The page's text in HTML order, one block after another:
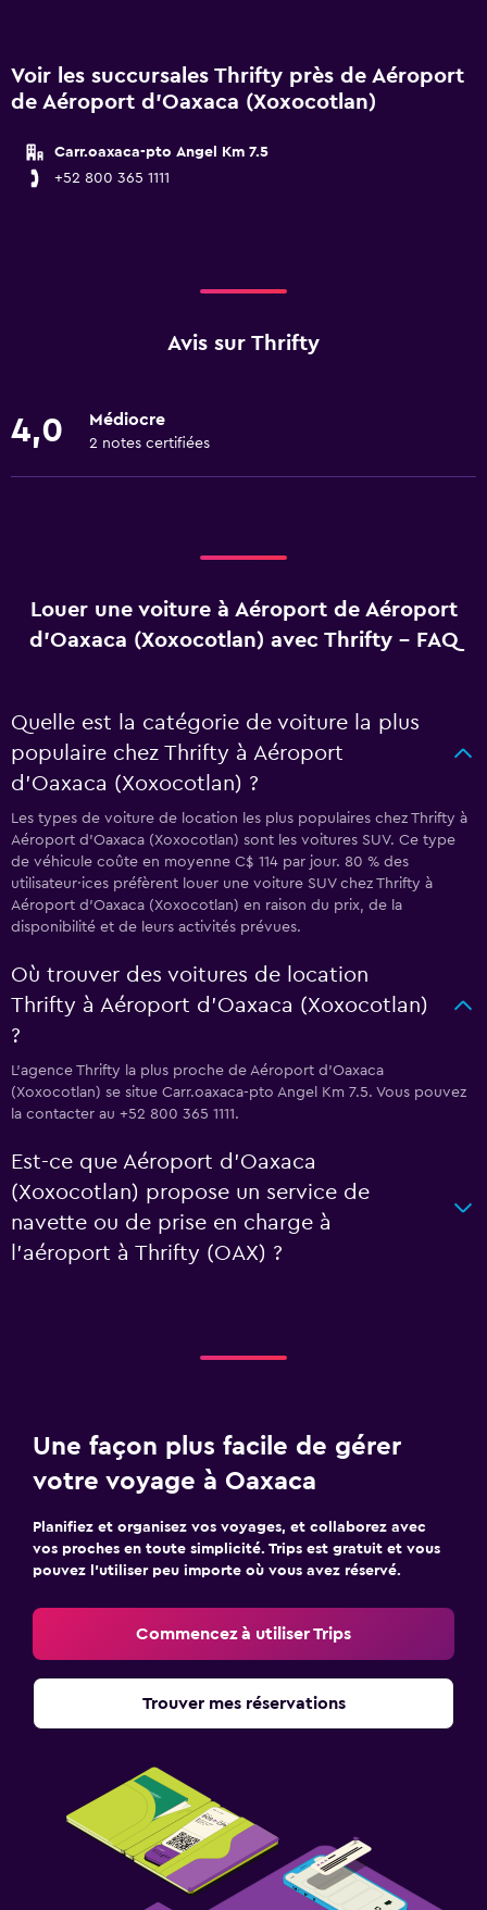
Voir les succursales Thrifty près de Aéroport
de Aéroport d'Oaxaca (Xoxocotlan)
Carr.oaxaca-pto Angel Km 7.5
+52 800 365 1111
Avis sur Thrifty
4,0 Médiocre
2 notes certifiées
Louer une voiture à Aéroport de Aéroport
d'Oaxaca (Xoxocotlan) avec Thrifty - FAQ
Quelle est la catégorie de voiture la plus
populaire chez Thrifty à Aéroport
d'Oaxaca (Xoxocotlan) ?
Les types de voiture de location les plus populaires chez Thrifty à
Aéroport d'Oaxaca (Xoxocotlan) sont les voitures SUV. Ce type
de véhicule coûte en moyenne C$ 114 par jour. 80 % des
utilisateur·ices préfèrent louer une voiture SUV chez Thrifty à
Aéroport d'Oaxaca (Xoxocotlan) en raison du prix, de la
disponibilité et de leurs activités prévues.
Où trouver des voitures de location
Thrifty à Aéroport d'Oaxaca (Xoxocotlan)
?
L’agence Thrifty la plus proche de Aéroport d'Oaxaca
(Xoxocotlan) se situe Carr.oaxaca-pto Angel Km 7.5. Vous pouvez
la contacter au +52 800 365 1111.
Est-ce que Aéroport d'Oaxaca
(Xoxocotlan) propose un service de
navette ou de prise en charge à
l’aéroport à Thrifty (OAX) ?
Une façon plus facile de gérer
votre voyage à Oaxaca
Planifiez et organisez vos voyages, et collaborez avec
vos proches en toute simplicité. Trips est gratuit et vous
pouvez l’utiliser peu importe où vous avez réservé.
Commencez à utiliser Trips
Trouver mes réservations